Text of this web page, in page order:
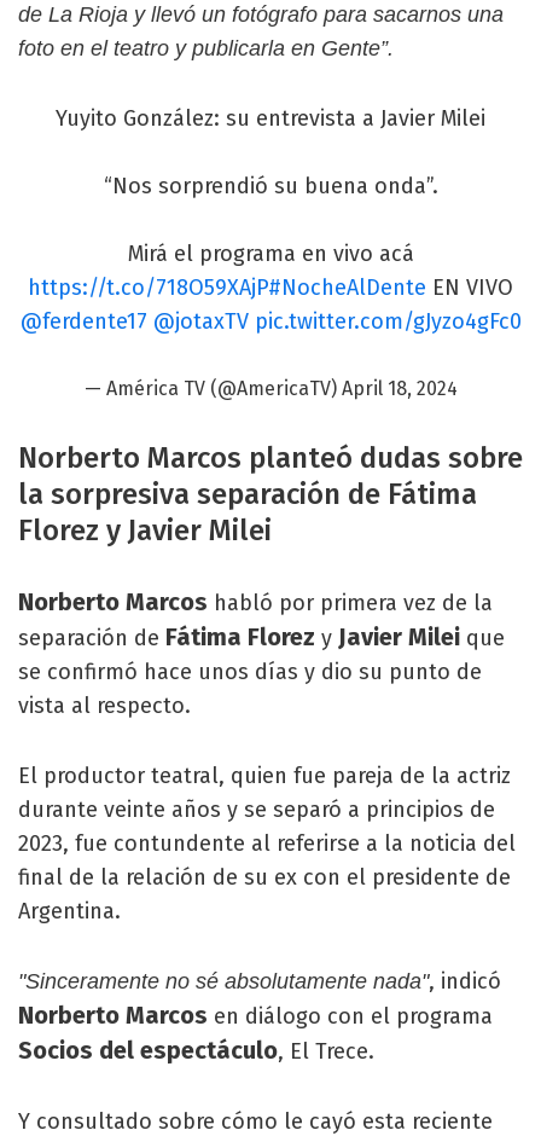
de La Rioja y llevó un fotógrafo para sacarnos una
foto en el teatro y publicarla en Gente”.
Yuyito González: su entrevista a Javier Milei
“Nos sorprendió su buena onda”.
Mirá el programa en vivo acá
https://t.co/718O59XAjP#NocheAlDente EN VIVO
@ferdente17 @jotaxTV pic.twitter.com/gJyzo4gFc0
— América TV (@AmericaTV) April 18, 2024
Norberto Marcos planteó dudas sobre
la sorpresiva separación de Fátima
Florez y Javier Milei
Norberto Marcos habló por primera vez de la
separación de Fátima Florez y Javier Milei que
se confirmó hace unos días y dio su punto de
vista al respecto.
El productor teatral, quien fue pareja de la actriz
durante veinte años y se separó a principios de
2023, fue contundente al referirse a la noticia del
final de la relación de su ex con el presidente de
Argentina.
"Sinceramente no sé absolutamente nada", indicó
Norberto Marcos en diálogo con el programa
Socios del espectáculo, El Trece.
Y consultado sobre cómo le cayó esta reciente